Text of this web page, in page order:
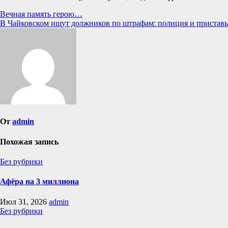
Навигация
по
Вечная память герою…
В Чайковском ищут должников по штрафам: полиция и
От admin
Похожая запись
Без рубрики
Афёра на 3 миллиона
Июл 31, 2026 admin
Без рубрики